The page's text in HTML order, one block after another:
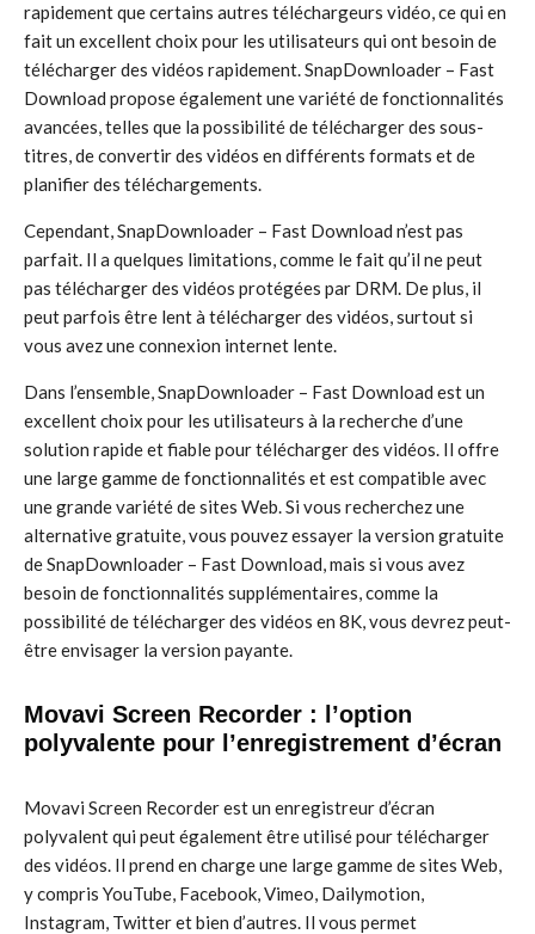
rapidement que certains autres téléchargeurs vidéo, ce qui en
fait un excellent choix pour les utilisateurs qui ont besoin de
télécharger des vidéos rapidement. SnapDownloader – Fast
Download propose également une variété de fonctionnalités
avancées, telles que la possibilité de télécharger des sous-
titres, de convertir des vidéos en différents formats et de
planifier des téléchargements.
Cependant, SnapDownloader – Fast Download n’est pas
parfait. Il a quelques limitations, comme le fait qu’il ne peut
pas télécharger des vidéos protégées par DRM. De plus, il
peut parfois être lent à télécharger des vidéos, surtout si
vous avez une connexion internet lente.
Dans l’ensemble, SnapDownloader – Fast Download est un
excellent choix pour les utilisateurs à la recherche d’une
solution rapide et fiable pour télécharger des vidéos. Il offre
une large gamme de fonctionnalités et est compatible avec
une grande variété de sites Web. Si vous recherchez une
alternative gratuite, vous pouvez essayer la version gratuite
de SnapDownloader – Fast Download, mais si vous avez
besoin de fonctionnalités supplémentaires, comme la
possibilité de télécharger des vidéos en 8K, vous devrez peut-
être envisager la version payante.
Movavi Screen Recorder : l’option
polyvalente pour l’enregistrement d’écran
Movavi Screen Recorder est un enregistreur d’écran
polyvalent qui peut également être utilisé pour télécharger
des vidéos. Il prend en charge une large gamme de sites Web,
y compris YouTube, Facebook, Vimeo, Dailymotion,
Instagram, Twitter et bien d’autres. Il vous permet